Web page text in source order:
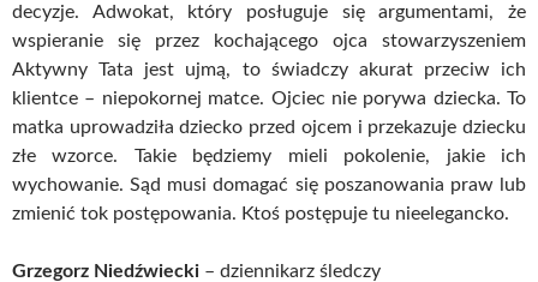
decyzje. Adwokat, który posługuje się argumentami, że
wspieranie się przez kochającego ojca stowarzyszeniem
Aktywny Tata jest ujmą, to świadczy akurat przeciw ich
klientce – niepokornej matce. Ojciec nie porywa dziecka. To
matka uprowadziła dziecko przed ojcem i przekazuje dziecku
złe wzorce. Takie będziemy mieli pokolenie, jakie ich
wychowanie. Sąd musi domagać się poszanowania praw lub
zmienić tok postępowania. Ktoś postępuje tu nieelegancko.
Grzegorz Niedźwiecki – dziennikarz śledczy